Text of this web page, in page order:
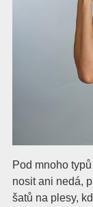
Pod mnoho
nosit ani nedá,
šatů na plesy,